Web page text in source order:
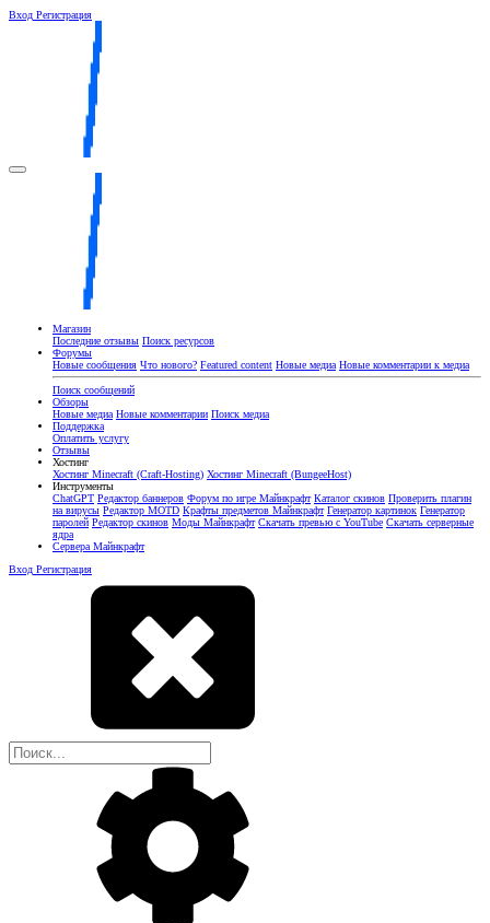
Вход Регистрация
Магазин
Последние отзывы Поиск ресурсов
Форумы
Новые сообщения Что нового? Featured content Новые медиа Новые комментарии к медиа
Поиск сообщений
Обзоры
Новые медиа Новые комментарии Поиск медиа
Поддержка
Оплатить услугу
Отзывы
Хостинг
Хостинг Minecraft (Craft-Hosting) Хостинг Minecraft (BungeeHost)
Инструменты
ChatGPT Редактор баннеров Форум по игре Майнкрафт Каталог скинов Проверить плагин
на вирусы Редактор MOTD Крафты предметов Майнкрафт Генератор картинок Генератор
паролей Редактор скинов Моды Майнкрафт Скачать превью с YouTube Скачать серверные
ядра
Сервера Майнкрафт
Вход Регистрация